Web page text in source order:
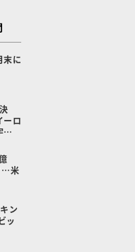
に
ーロ
…
…米
ン
ッ